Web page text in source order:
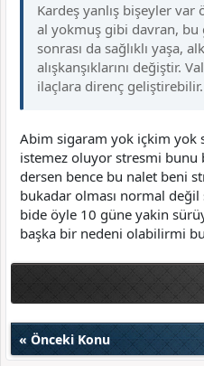
Kardeş yanlış bişeyler
al yokmuş gibi davran, bu
sonrası da sağlıklı yaşa,
alışkanşıklarını değiştir.
ilaçlara direnç geliştirebilir.
Abim sigaram yok içkim yok
istemez oluyor stresmi
dersen bence bu nalet beni
bukadar olması normal
bide öyle 10 güne yakin
başka bir nedeni olabilirmi
«Önceki Konu